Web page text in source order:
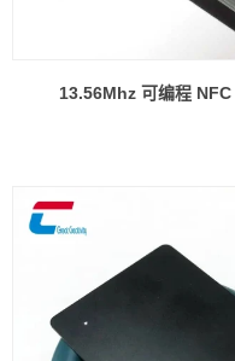
13.56Mhz 可编程